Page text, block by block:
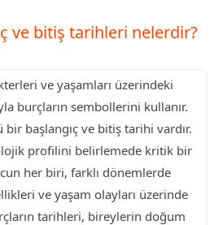
ve bitiş tarihleri nelerdir?
ve yaşamları üzerindeki
burçların sembollerini kullanır.
başlangıç ve bitiş tarihi vardır.
profilini belirlemede kritik bir
her biri, farklı dönemlerde
ve yaşam olayları üzerinde
tarihleri, bireylerin doğum